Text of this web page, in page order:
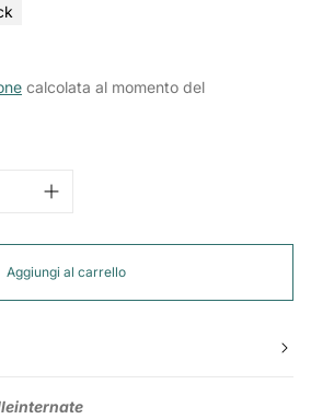
calcolata al momento del
Aggiungi al carrello